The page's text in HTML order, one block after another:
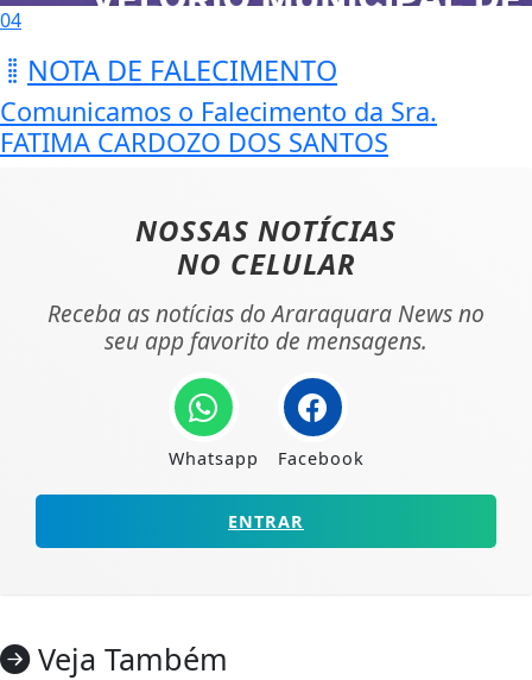
04
NOTA DE FALECIMENTO
Comunicamos o Falecimento da Sra.
FATIMA CARDOZO DOS SANTOS
NOSSAS NOTÍCIAS
NO CELULAR
Receba as notícias do Araraquara News no
seu app favorito de mensagens.
Whatsapp Facebook
ENTRAR
Veja Também